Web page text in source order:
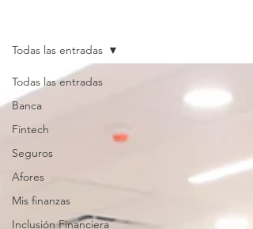
Todas las entradas
Banca
Fintech
Seguros
Afores
Mis finanzas
Inclusión Financiera
Todas las entradas